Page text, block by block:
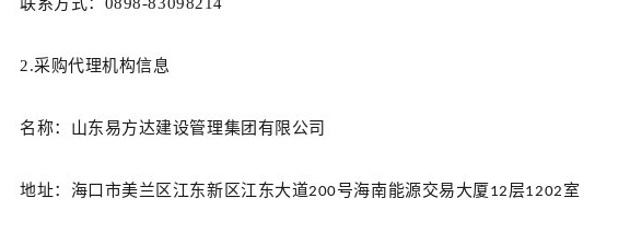
2.采购代理机构信息
名称： 山东易方达建设管理集团有限公司
地址： 海口市美兰区江东新区江东大道200号海南能源交易大厦 12 层1202 室